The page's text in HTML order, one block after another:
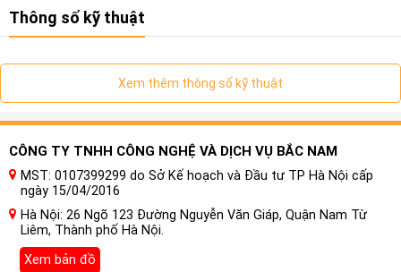
Khái niệm về Bóng Đèn Ô tô Chính Hãng
Bóng đèn ô tô chính hãng là những bóng đèn được sản xuất
và cung cấp bởi những nhà sản xuất ô tô uy tín hoặc các
được thiết kế để hoạt động tốt với hệ thống điện và quy
chuẩn của từng loại xe cụ thể. Sử dụng bóng đèn ô tô đảm
bảo rằng bạn đang có các linh kiện chiếu sáng có độ bền, hiệu
suất và độ an toàn cao.
Bóng đèn ô tô chính hãng là một trong những thành phần
quan trọng không thể thiếu trong hệ thống chiếu sáng của xe
ô tô. Với vai trò đảm nhận nhiệm vụ chiếu sáng ban đêm và
Thông số kỹ thuật
Xem thêm thông số kỹ thuật
CÔNG TY TNHH CÔNG NGHỆ VÀ DỊCH VỤ BẮC NAM
MST: 0107399299 do Sở Kế hoạch và Đầu tư TP Hà Nội cấp
ngày 15/04/2016
Hà Nội: 26 Ngõ 123 Đường Nguyễn Văn Giáp, Quận Nam Từ
Liêm, Thành phố Hà Nội.
Xem bản đồ